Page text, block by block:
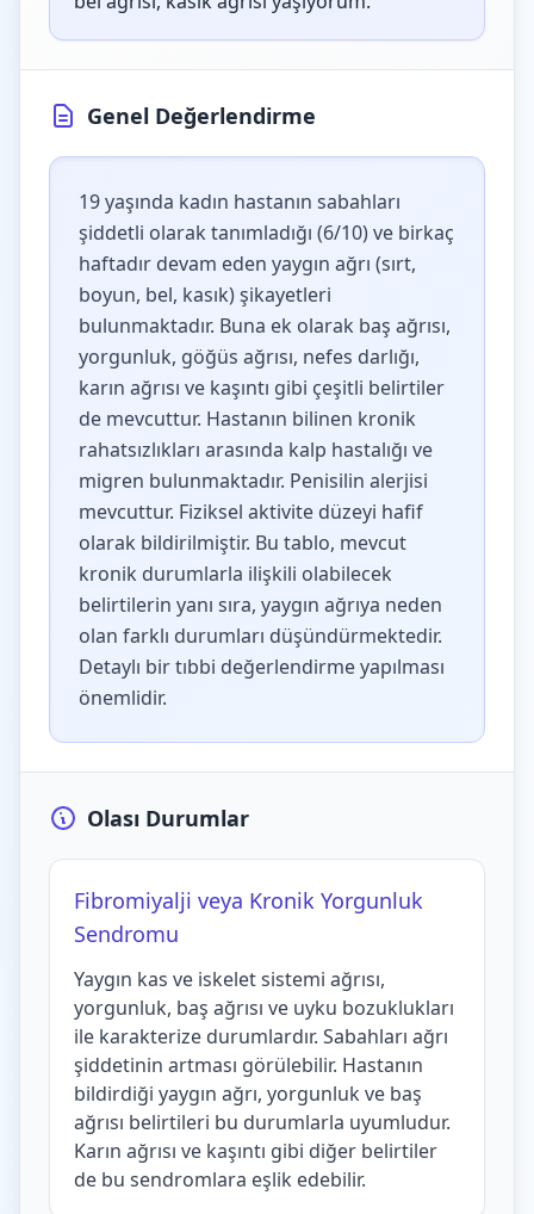
Genel Değerlendirme
19 yaşında kadın hastanın sabahları
şiddetli olarak tanımladığı (6/10) ve birkaç
haftadır devam eden yaygın ağrı (sırt,
boyun, bel, kasık) şikayetleri
bulunmaktadır. Buna ek olarak baş ağrısı,
yorgunluk, göğüs ağrısı, nefes darlığı,
karın ağrısı ve kaşıntı gibi çeşitli belirtiler
de mevcuttur. Hastanın bilinen kronik
rahatsızlıkları arasında kalp hastalığı ve
migren bulunmaktadır. Penisilin alerjisi
mevcuttur. Fiziksel aktivite düzeyi hafif
olarak bildirilmiştir. Bu tablo, mevcut
kronik durumlarla ilişkili olabilecek
belirtilerin yanı sıra, yaygın ağrıya neden
olan farklı durumları düşündürmektedir.
Detaylı bir tıbbi değerlendirme yapılması
önemlidir.
Olası Durumlar
Fibromiyalji veya Kronik Yorgunluk
Sendromu
Yaygın kas ve iskelet sistemi ağrısı,
yorgunluk, baş ağrısı ve uyku bozuklukları
ile karakterize durumlardır. Sabahları ağrı
şiddetinin artması görülebilir. Hastanın
bildirdiği yaygın ağrı, yorgunluk ve baş
ağrısı belirtileri bu durumlarla uyumludur.
Karın ağrısı ve kaşıntı gibi diğer belirtiler
de bu sendromlara eşlik edebilir.